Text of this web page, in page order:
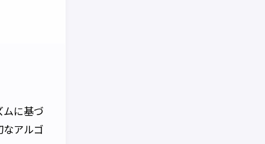
に基づ
アルゴ